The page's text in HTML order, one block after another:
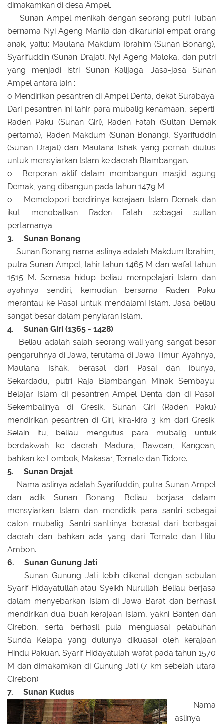
dimakamkan di desa Ampel.
Sunan Ampel menikah dengan seorang putri Tuban
bernama Nyi Ageng Manila dan dikaruniai empat orang
anak, yaitu: Maulana Makdum Ibrahim (Sunan Bonang),
Syarifuddin (Sunan Drajat), Nyi Ageng Maloka, dan putri
yang menjadi istri Sunan Kalijaga. Jasa-jasa Sunan
Ampel antara lain :
o Mendirikan pesantren di Ampel Denta, dekat Surabaya.
Dari pesantren ini lahir para mubalig kenamaan, seperti:
Raden Paku (Sunan Giri), Raden Fatah (Sultan Demak
pertama), Raden Makdum (Sunan Bonang), Syarifuddin
(Sunan Drajat) dan Maulana Ishak yang pernah diutus
untuk mensyiarkan Islam ke daerah Blambangan.
o Berperan aktif dalam membangun masjid agung
Demak, yang dibangun pada tahun 1479 M.
o Memelopori berdirinya kerajaan Islam Demak dan
ikut menobatkan Raden Fatah sebagai sultan
pertamanya.
3. Sunan Bonang
Sunan Bonang nama aslinya adalah Makdum Ibrahim,
putra Sunan Ampel, lahir tahun 1465 M dan wafat tahun
1515 M. Semasa hidup beliau mempelajari Islam dan
ayahnya sendiri, kemudian bersama Raden Paku
merantau ke Pasai untuk mendalami Islam. Jasa beliau
sangat besar dalam penyiaran Islam.
4. Sunan Giri (1365 - 1428)
Beliau adalah salah seorang wali yang sangat besar
pengaruhnya di Jawa, terutama di Jawa Timur. Ayahnya,
Maulana Ishak, berasal dari Pasai dan ibunya,
Sekardadu, putri Raja Blambangan Minak Sembayu.
Belajar Islam di pesantren Ampel Denta dan di Pasai.
Sekembalinya di Gresik, Sunan Giri (Raden Paku)
mendirikan pesantren di Giri, kira-kira 3 km dari Gresik.
Selain itu, beliau mengutus para mubalig untuk
berdakwah ke daerah Madura, Bawean, Kangean,
bahkan ke Lombok, Makasar, Ternate dan Tidore.
5. Sunan Drajat
Nama aslinya adalah Syarifuddin, putra Sunan Ampel
dan adik Sunan Bonang. Beliau berjasa dalam
mensyiarkan Islam dan mendidik para santri sebagai
calon mubalig. Santri-santrinya berasal dari berbagai
daerah dan bahkan ada yang dari Ternate dan Hitu
Ambon.
6. Sunan Gunung Jati
Sunan Gunung Jati lebih dikenal dengan sebutan
Syarif Hidayatullah atau Syeikh Nurullah. Beliau berjasa
dalam menyebarkan Islam di Jawa Barat dan berhasil
mendirikan dua buah kerajaan Islam, yakni Banten dan
Cirebon, serta berhasil pula menguasai pelabuhan
Sunda Kelapa yang dulunya dikuasai oleh kerajaan
Hindu Pakuan. Syarif Hidayatulah wafat pada tahun 1570
M dan dimakamkan di Gunung Jati (7 km sebelah utara
Cirebon).
7. Sunan Kudus
Nama
aslinya